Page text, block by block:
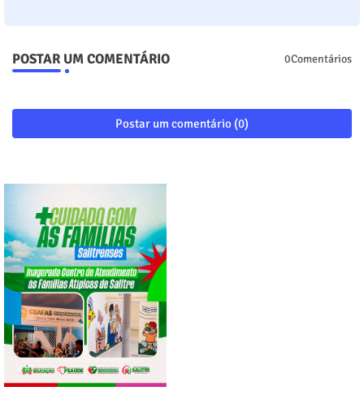
POSTAR UM COMENTÁRIO 0Comentários
Postar um comentário (0)